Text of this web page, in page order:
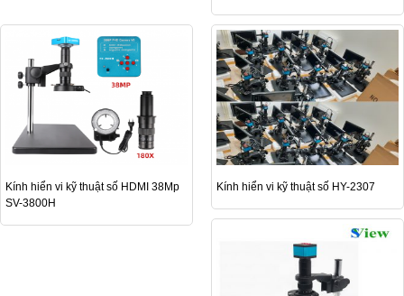
Kính hiển vi kỹ thuật số HDMI 38Mp
SV-3800H
Kính hiển vi kỹ thuật số HY-2307